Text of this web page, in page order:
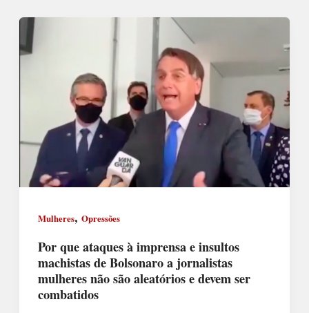
Mulheres, Opressões
Por que ataques à imprensa e insultos
machistas de Bolsonaro a jornalistas
mulheres não são aleatórios e devem ser
combatidos